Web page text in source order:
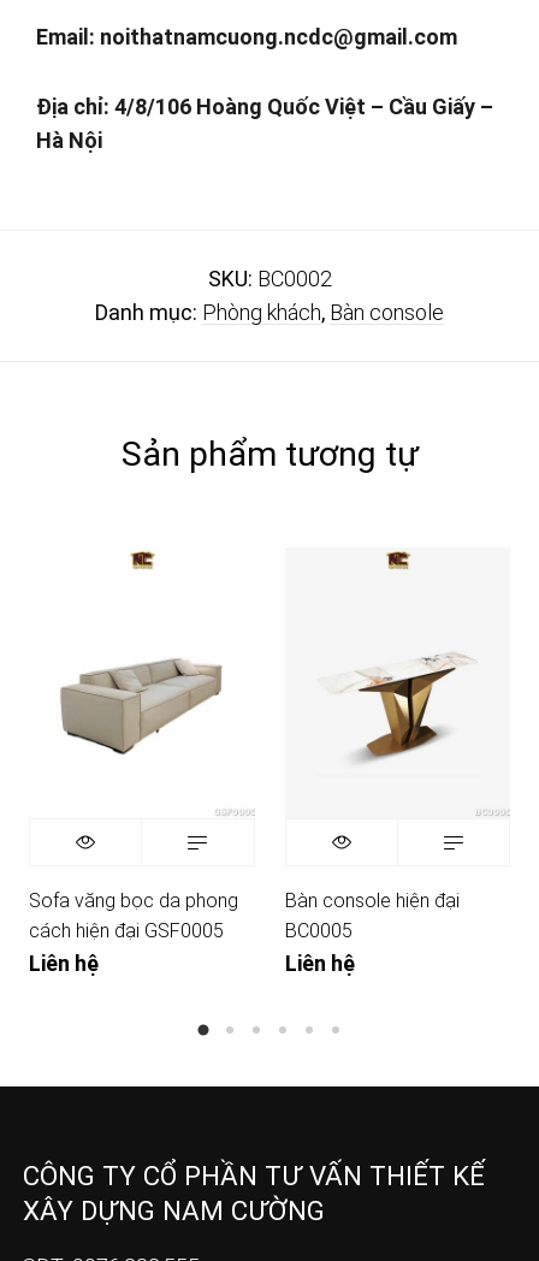
Email: noithatnamcuong.ncdc@gmail.com
Địa chỉ: 4/8/106 Hoàng Quốc Việt – Cầu Giấy –
Hà Nội
SKU: BC0002
Danh mục: Phòng khách, Bàn console
Sản phẩm tương tự
Sofa văng bọc da phong
cách hiện đại GSF0005
Liên hệ
Bàn console hiện đại
BC0005
Liên hệ
CÔNG TY CỔ PHẦN TƯ VẤN THIẾT KẾ
XÂY DỰNG NAM CƯỜNG